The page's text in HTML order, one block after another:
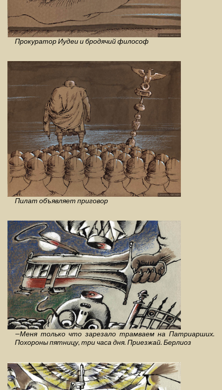
Прокуратор Иудеи и бродячий философ
Пилат объявляет приговор
—Меня только что зарезало трамваем на Патриарших.
Похороны пятницу, три часа дня. Приезжай. Берлиоз